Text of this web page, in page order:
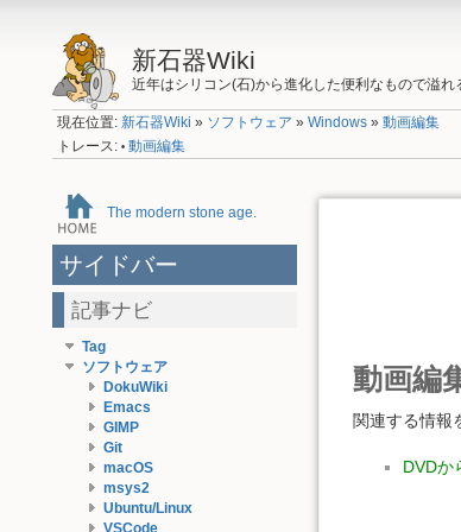
新石器Wiki
近年はシリコン(石)から進化した便利なもので溢れ
現在位置:新石器Wiki » ソフトウェア »Windows »動画編集
トレース: • 動画編集
The modern stone age.
サイドバー
記事ナビ
Tag
ソフトウェア
DokuWiki
Emacs
GIMP
Git
macOS
msys2
Ubuntu/Linux
VSCode
動画編
関連する情報
DVDか